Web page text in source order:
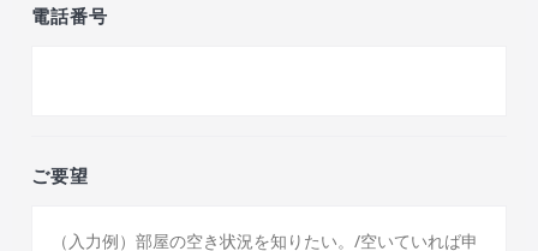
電話番号
ご要望